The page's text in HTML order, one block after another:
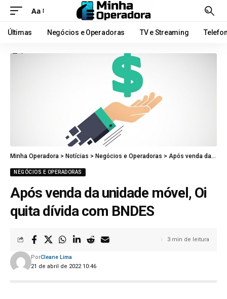
Aa
Últimas Negócios e Operadoras TV e Streaming
Minha Operadora > Notícias > Negócios e Operadoras > Após venda da unidade móvel, Oi quita dívida com BNDES
NEGÓCIOS E OPERADORAS
Após venda da unidade móvel, Oi
quita dívida com BNDES
21 de abril de 2022 10:46
PorCleane Lima
3 min de leitura